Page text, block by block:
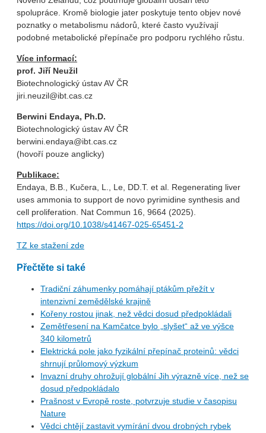
spolupráce. Kromě biologie jater poskytuje tento objev nové
poznatky o metabolismu nádorů, které často využívají
podobné metabolické přepínače pro podporu rychlého růstu.
Více informací:
prof. Jiří Neužil
Biotechnologický ústav AV ČR
jiri.neuzil@ibt.cas.cz
Berwini Endaya, Ph.D.
Biotechnologický ústav AV ČR
berwini.endaya@ibt.cas.cz
(hovoří pouze anglicky)
Publikace:
Endaya, B.B., Kučera, L., Le, DD.T. et al. Regenerating liver
uses ammonia to support de novo pyrimidine synthesis and
cell proliferation. Nat Commun 16, 9664 (2025).
https://doi.org/10.1038/s41467-025-65451-2
TZ ke stažení zde
Přečtěte si také
Tradiční záhumenky pomáhají ptákům přežít v
intenzivní zemědělské krajině
Kořeny rostou jinak, než vědci dosud předpokládali
Zemětřesení na Kamčatce bylo „slyšet“ až ve výšce
340 kilometrů
Elektrická pole jako fyzikální přepínač proteinů: vědci
shrnují průlomový výzkum
Invazní druhy ohrožují globální Jih výrazně více, než se
dosud předpokládalo
Prašnost v Evropě roste, potvrzuje studie v časopisu
Nature
Vědci chtějí zastavit vymírání dvou drobných rybek